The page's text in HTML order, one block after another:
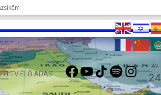
TV ÉLŐ ADÁS
FACEBOOKYOUTUBETIKTOKSPOTIFYINSTAGRAMÁV
24